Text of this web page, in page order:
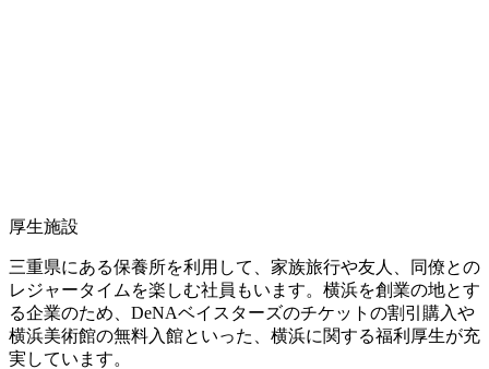
厚生施設
三重県にある保養所を利用して、家族旅行や友人、同僚との
レジャータイムを楽しむ社員もいます。横浜を創業の地とす
る企業のため、DeNAベイスターズのチケットの割引購入や
横浜美術館の無料入館といった、横浜に関する福利厚生が充
実しています。